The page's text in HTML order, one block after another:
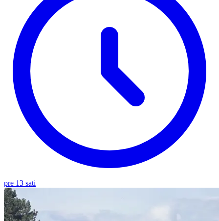
pre 13 sati